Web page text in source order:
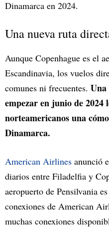
Dinamarca en 2024.
Una nueva ruta
Aunque Copenhague es el
Escandinavia, los vuelos
comunes ni frecuentes. Una
empezar en junio de 2024
norteamericanos una
Dinamarca.
American Airlines anunció
diarios entre Filadelfia y
aeropuerto de Pensilvania
conexiones de American
muchas conexiones